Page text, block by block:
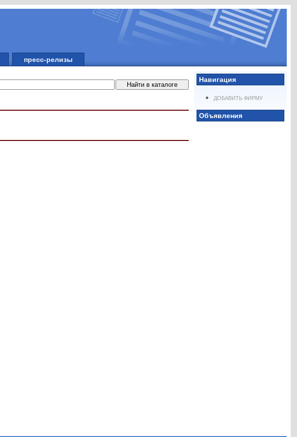
пресс-релизы
Навигация
ДОБАВИТЬ ФИРМУ
Объявления